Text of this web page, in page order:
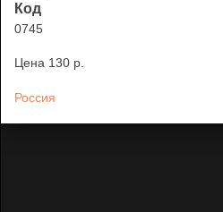
Код
0745
Цена 130 p.
Россия